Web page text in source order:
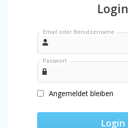
Login
Email oder Benutzername
Passwort
Angemeldet bleiben
Login